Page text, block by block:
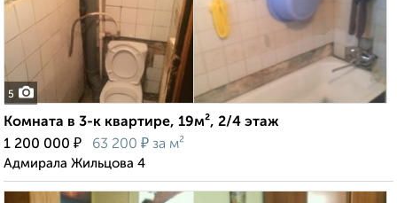
5
Комната в 3-к квартире, 19м², 2/4 этаж
1 200 000 ₽ 63 200 ₽ за м²
Адмирала Жильцова 4